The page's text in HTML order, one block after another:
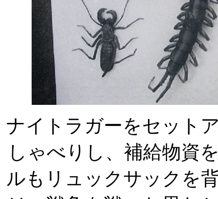
ナイトラガーをセット
しゃべりし、補給物資
ルもリュックサックを